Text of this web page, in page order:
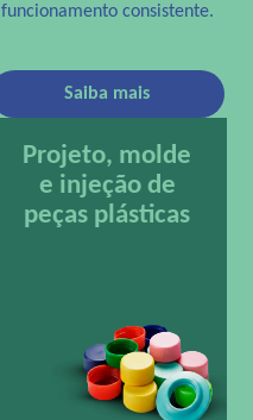
funcionamento consistente.
Saiba mais
Projeto, molde
e injeção de
peças plásticas